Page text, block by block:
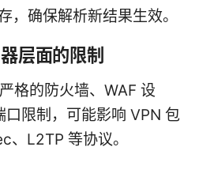
，确保解析新结果生效。
层面的限制
格的防火墙、WAF 设
口限制，可能影响 VPN 包
、L2TP 等协议。